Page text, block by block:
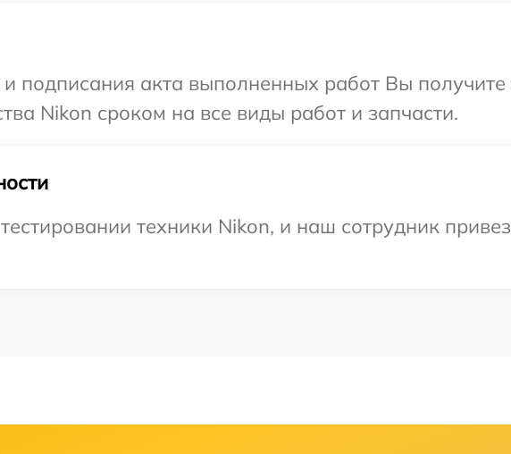
подписания акта выполненных работ Вы
Nikon сроком на все виды работ и запчасти.
техники Nikon, и наш сотрудник